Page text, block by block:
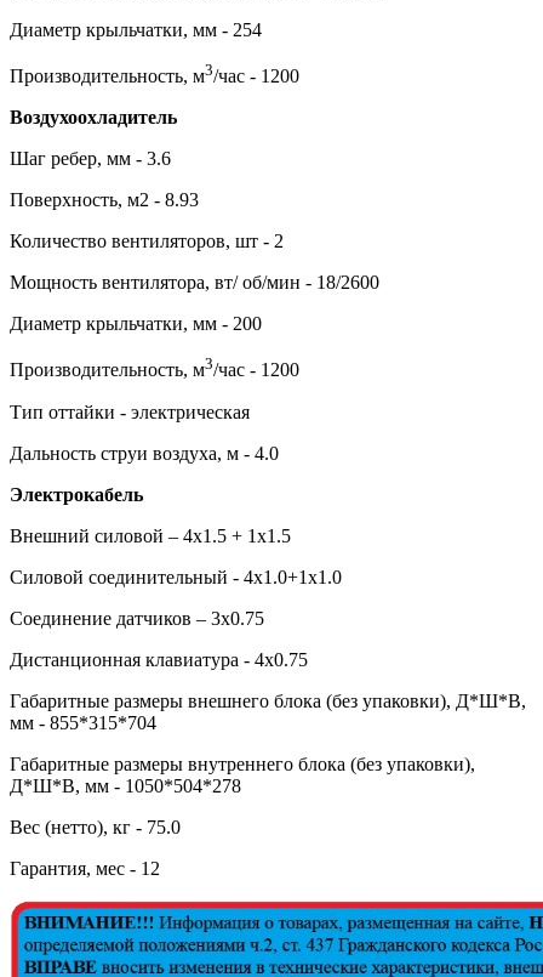
Диаметр крыльчатки, мм - 254
Производительность, м3/час - 1200
Воздухоохладитель
Шаг ребер, мм - 3.6
Поверхность, м2 - 8.93
Количество вентиляторов, шт - 2
Мощность вентилятора, вт/ об/мин - 18/2600
Диаметр крыльчатки, мм - 200
Производительность, м3/час - 1200
Тип оттайки - электрическая
Дальность струи воздуха, м - 4.0
Электрокабель
Внешний силовой – 4х1.5 + 1х1.5
Силовой соединительный - 4х1.0+1х1.0
Соединение датчиков – 3х0.75
Дистанционная клавиатура - 4х0.75
Габаритные размеры внешнего блока (без упаковки), Д*Ш*В,
мм - 855*315*704
Габаритные размеры внутреннего блока (без упаковки),
Д*Ш*В, мм - 1050*504*278
Вес (нетто), кг - 75.0
Гарантия, мес - 12